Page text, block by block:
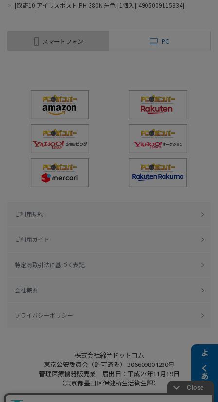
よくある質問
> [取寄10]アイリスポスト PH-380N 朱色 [1個入][4905009115334]
スマートフォン PC
ご利用規約
ご利用ガイド
特定商取引法に基づく表記
会社概要
プライバシーポリシー
株式会社綿半ドットコム
東京公安委員会（許可済み） 306609804230号
管理医療機器販売業 届出日：平成27年11月19日
（東京都墨田区保健所生活衛生課）